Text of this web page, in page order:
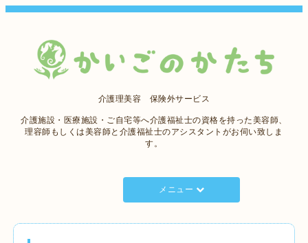
介護理美容 保険外サービス
介護施設・医療施設・ご自宅等へ介護福祉士の資格を持った美容師、
理容師もしくは美容師と介護福祉士のアシスタントがお伺い致しま
す。
メニュー